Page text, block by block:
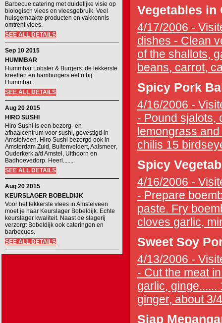
Barbecue catering met duidelijke visie op
biologisch vlees en vleesgebruik. Veel
huisgemaakte producten en vakkennis
omtrent vlees.
SEE ALL DETAILS
Sep 10 2015
HUMMBAR
Hummbar Lobster & Burgers: de lekkerste
kreeften en hamburgers eet u bij
Hummbar.
SEE ALL DETAILS
Aug 20 2015
HIRO SUSHI
Hiro Sushi is een bezorg- en
afhaalcentrum voor sushi, gevestigd in
Amstelveen. Hiro Sushi bezorgd ook in
Amsterdam Zuid, Buitenveldert, Aalsmeer,
Ouderkerk a/d Amstel, Uithoorn en
Badhoevedorp. Heerl.......
SEE ALL DETAILS
Aug 20 2015
KEURSLAGER BOBELDIJK
Voor het lekkerste vlees in Amstelveen
moet je naar Keurslager Bobeldijk. Echte
keurslager kwaliteit. Naast de slagerij
verzorgt Bobeldijk ook cateringen en
barbecues.
SEE ALL DETAILS
Vegetables in
4/17/2006 -
dishes - Clean
of the shallots,
beans, carrot,
Spicy Pork
4/16/2006 -
- Pound sjalots,
lemongrass
chilis 15
Spicy
4/16/2006 -
- Prepare
paste. Fry
cloves garlic,
Sweet Soy
4/13/2006 -
- Cut the meat
garlic,
ginger, about 3/
Siap